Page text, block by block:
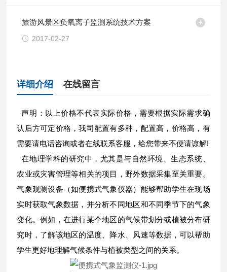
旅游风景区负氧离子监测系统技术方案
2017-02-27
详细介绍 在线留言
声明：以上价格不代表实际价格，需要根据实际需求确
认后方可定价格，我司配置有多种，配置高，价格高，有
需要请电话咨询或者在线联系客服，给您带来不便请谅解!
在地理学科的研究中，尤其是与自然环境、生态系统、
农业或灾害管理等相关的项目，野外数据采集至关重要。
气象观测设备（如便携式气象仪器）能够帮助学生在现场
实时获取气象数据，并分析不同地区和不同季节下的气象
变化。例如，在进行某个地区的气候带划分或植被分布研
究时，了解该地区的温度、降水、风速等数据，可以帮助
学生更好地理解气候条件与植被类型之间的关系。